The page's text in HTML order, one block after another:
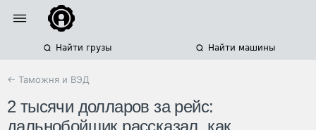
Найти грузы Найти машины
← Таможня и ВЭД
2 тысячи долларов за рейс:
дальнобойщик рассказал, как